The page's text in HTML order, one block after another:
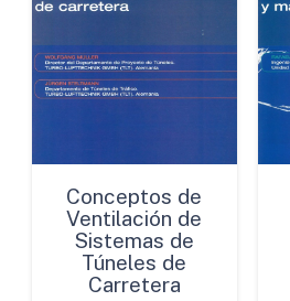
Conceptos de
Ventilación de
Sistemas de
Túneles de
Carretera